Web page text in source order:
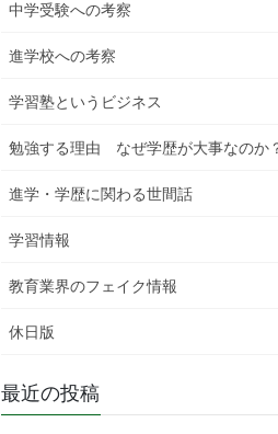
中学受験への考察
進学校への考察
学習塾というビジネス
勉強する理由 なぜ学歴が大事なのか
進学・学歴に関わる世間話
学習情報
教育業界のフェイク情報
休日版
最近の投稿